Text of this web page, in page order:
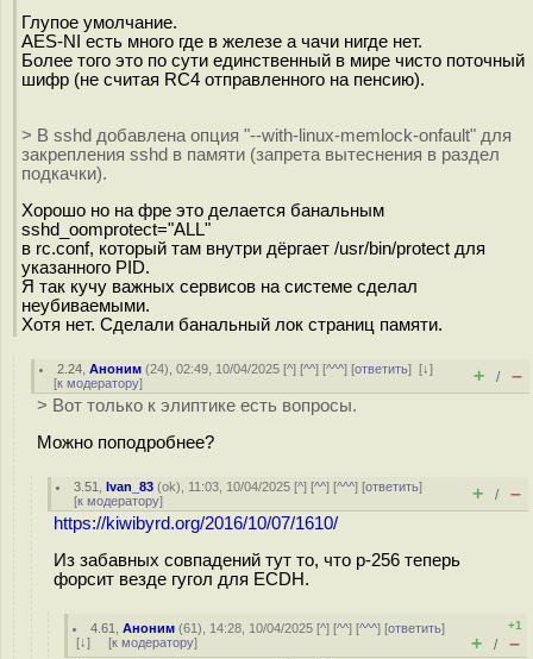
Глупое умолчание.
AES-NI есть много где в железе а чачи нигде нет.
Более того это по сути единственный в мире чисто поточный
шифр (не считая RC4 отправленного на пенсию).
> В sshd добавлена опция "--with-linux-memlock-onfault" для
закрепления sshd в памяти (запрета вытеснения в раздел
подкачки).
Хорошо но на фре это делается банальным
sshd_oomprotect="ALL"
в rc.conf, который там внутри дёргает /usr/bin/protect для
указанного PID.
Я так кучу важных сервисов на системе сделал
неубиваемыми.
Хотя нет. Сделали банальный лок страниц памяти.
2.24 ,Аноним (24), 02:49, 10/04/2025 [^] [^^] [^^^] [ответить][↓]
[к модератору] + / –
> Вот только к элиптике есть вопросы.
Можно поподробнее?
3.51 ,Ivan_83 (ok), 11:03, 10/04/2025 [^] [^^] [^^^] [ответить]
[к модератору] + / –
https://kiwibyrd.org/2016/10/07/1610/
Из забавных совпадений тут то, что p-256 теперь
форсит везде гугол для ECDH.
4.61 ,Аноним (61), 14:28, 10/04/2025 [^] [^^] [^^^] [ответить]
[↓] [к модератору]
+1
+ / –